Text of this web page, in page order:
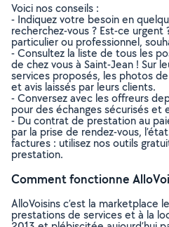
Voici nos conseils :
- Indiquez votre besoin en
recherchez-vous ? Est-ce
particulier ou professionnel,
- Consultez la liste de tous les
de chez vous à Saint-Jean ! Sur
services proposés, les photos
et avis laissés par leurs clients.
- Conversez avec les offreurs
pour des échanges sécurisés et
- Du contrat de prestation au
par la prise de rendez-vous,
factures : utilisez nos outils
prestation.
Comment fonctionne
AlloVoisins c’est la marketplace
prestations de services et à la